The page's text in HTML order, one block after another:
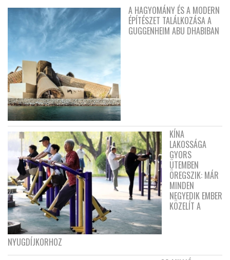
A HAGYOMÁNY ÉS A MODERN
ÉPÍTÉSZET TALÁLKOZÁSA A
GUGGENHEIM ABU DHABIBAN
KÍNA
LAKOSSÁGA
GYORS
ÜTEMBEN
ÖREGSZIK: MÁR
MINDEN
NEGYEDIK EMBER
KÖZELÍT A
NYUGDÍJKORHOZ